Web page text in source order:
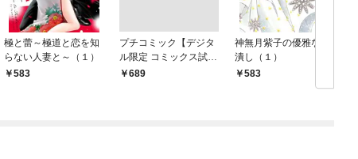
極と蕾～極道と恋を知
らない人妻と～（１）
583
プチコミック【デジタ
ル限定 コミックス試し
読み特典付き】 2026
￥689
神無月紫子の優雅な暇
潰し（１）
583